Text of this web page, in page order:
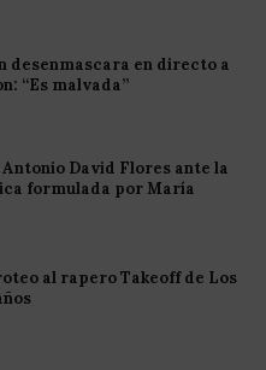
desenmascara en directo a
“Es malvada”
David Flores ante la
formulada por María
al rapero Takeoff de Los